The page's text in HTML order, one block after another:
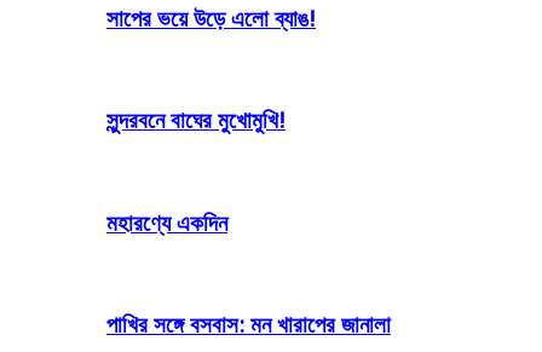
সাপের ভয়ে উড়ে এলো ব্যাঙ!
সুন্দরবনে বাঘের মুখোমুখি!
মহারণ্যে একদিন
পাখির সঙ্গে বসবাস: মন খারাপের জানালা